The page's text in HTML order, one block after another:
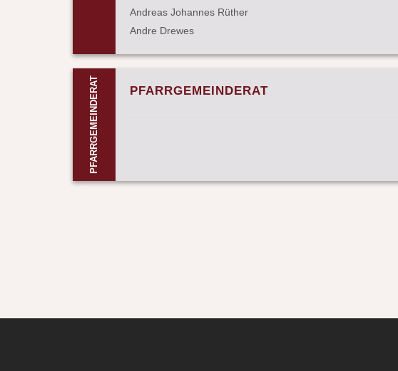
Andreas Johannes Rüther
Andre Drewes
PFARRGEMEINDERAT PFARRGEMEINDERAT